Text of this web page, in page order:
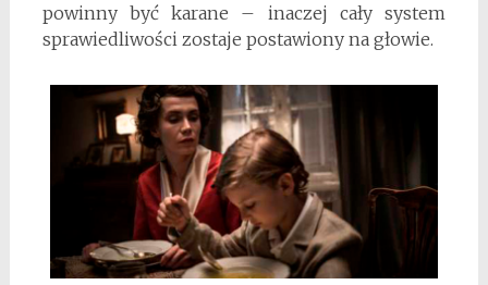
powinny być karane – inaczej cały system
sprawiedliwości zostaje postawiony na głowie.